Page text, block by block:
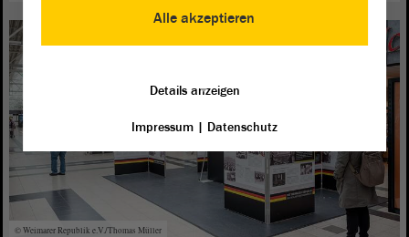
© Weimarer Republik e.V./Thomas Müller
Alle akzeptieren
Details anzeigen
Impressum| Datenschutz